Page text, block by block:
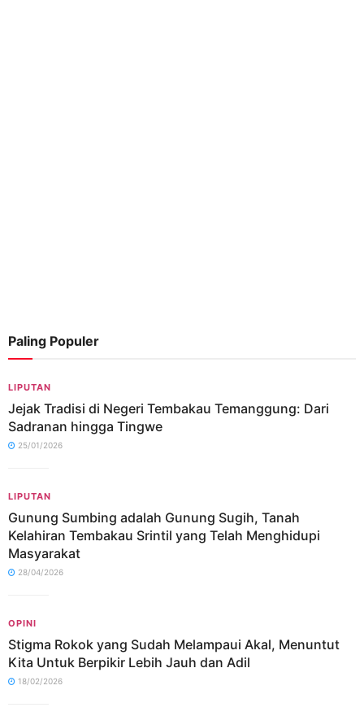
Paling Populer
LIPUTAN
Jejak Tradisi di Negeri Tembakau Temanggung: Dari
Sadranan hingga Tingwe
25/01/2026
LIPUTAN
Gunung Sumbing adalah Gunung Sugih, Tanah
Kelahiran Tembakau Srintil yang Telah Menghidupi
Masyarakat
28/04/2026
OPINI
Stigma Rokok yang Sudah Melampaui Akal, Menuntut
Kita Untuk Berpikir Lebih Jauh dan Adil
18/02/2026